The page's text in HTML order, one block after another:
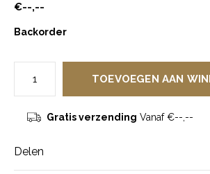
€--,--
Backorder
TOEVOEGEN AAN
Gratis verzending Vanaf €--,--
Delen